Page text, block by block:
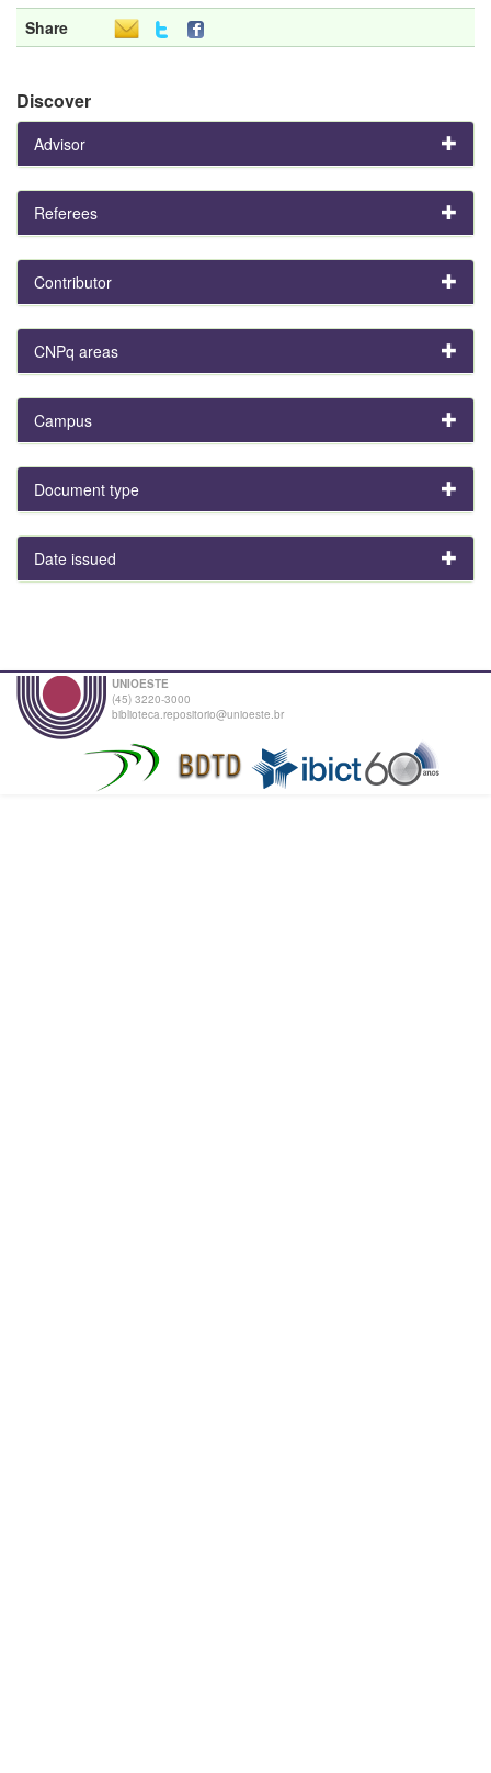
Share
Discover
Advisor
Referees
Contributor
CNPq areas
Campus
Document type
Date issued
UNIOESTE
(45) 3220-3000
biblioteca.repositorio@unioeste.br